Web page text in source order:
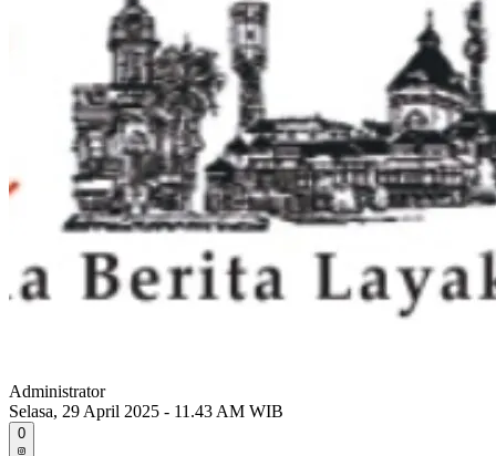
Administrator
Selasa, 29 April 2025 - 11.43 AM WIB
0